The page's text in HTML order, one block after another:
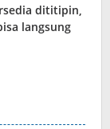
dititipin,
langsung